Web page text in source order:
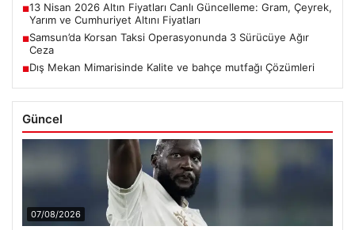
■13 Nisan 2026 Altın Fiyatları Canlı Güncelleme: Gram, Çeyrek,
Yarım ve Cumhuriyet Altını Fiyatları
■Samsun’da Korsan Taksi Operasyonunda 3 Sürücüye Ağır
Ceza
■Dış Mekan Mimarisinde Kalite ve bahçe mutfağı Çözümleri
Güncel
07/08/2026